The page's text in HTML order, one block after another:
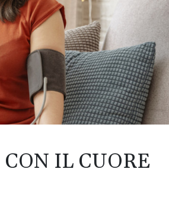
IL CUORE